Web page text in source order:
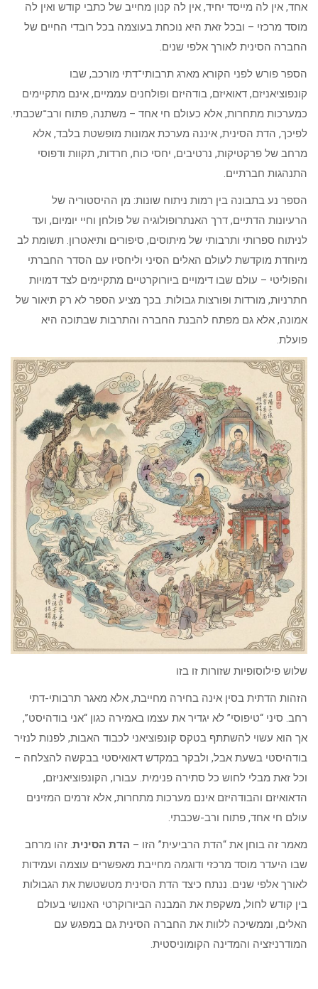
אחד, אין לה מייסד יחיד, אין לה קנון מחייב של כתבי קודש ואין לה
מוסד מרכזי – ובכל זאת היא נוכחת בעוצמה בכל רובדי החיים של
החברה הסינית לאורך אלפי שנים.
הספר פורש לפני הקורא מארג תרבותי־דתי מורכב, שבו
קונפוציאניזם, דאואיזם, בודהיזם ופולחנים עממיים, אינם מתקיימים
כמערכות מתחרות, אלא כעולם חי אחד – משתנה, פתוח ורב־שכבתי.
לפיכך, הדת הסינית, איננה מערכת אמונות מופשטת בלבד, אלא
מרחב של פרקטיקות, נרטיבים, יחסי כוח, חרדות, תקוות ודפוסי
התנהגות חברתיים.
הספר נע בתבונה בין רמות ניתוח שונות: מן ההיסטוריה של
הרעיונות הדתיים, דרך האנתרופולוגיה של פולחן וחיי יומיום, ועד
לניתוח ספרותי ותרבותי של מיתוסים, סיפורים ותיאטרון. תשומת לב
מיוחדת מוקדשת לעולם האלים הסיני וליחסיו עם הסדר החברתי
והפוליטי – עולם שבו דימויים ביורוקרטיים מתקיימים לצד דמויות
חתרניות, מורדות ופורצות גבולות. בכך מציע הספר לא רק תיאור של
אמונה, אלא גם מפתח להבנת החברה והתרבות שבתוכה היא
פועלת.
שלוש פילוסופיות שזורות זו בזו
הזהות הדתית בסין אינה בחירה מחייבת, אלא מאגר תרבותי-דתי
רחב. סיני “טיפוסי” לא יגדיר את עצמו באמירה כגון “אני בודהיסט”,
אך הוא עשוי להשתתף בטקס קונפוציאני לכבוד האבות, לפנות לנזיר
בודהיסטי בשעת אבל, ולבקר במקדש דאואיסטי בבקשה להצלחה –
וכל זאת מבלי לחוש כל סתירה פנימית. עבורו, הקונפוציאניזם,
הדאואיזם והבודהיזם אינם מערכות מתחרות, אלא זרמים המזינים
עולם חי אחד, פתוח ורב-שכבתי.
מאמר זה בוחן את “הדת הרביעית” הזו – הדת הסינית. זהו מרחב
שבו היעדר מוסד מרכזי ודוגמה מחייבת מאפשרים עוצמה ועמידות
לאורך אלפי שנים. ננתח כיצד הדת הסינית מטשטשת את הגבולות
בין קודש לחול, משקפת את המבנה הביורוקרטי האנושי בעולם
האלים, וממשיכה ללוות את החברה הסינית גם במפגש עם
המודרניזציה והמדינה הקומוניסטית.